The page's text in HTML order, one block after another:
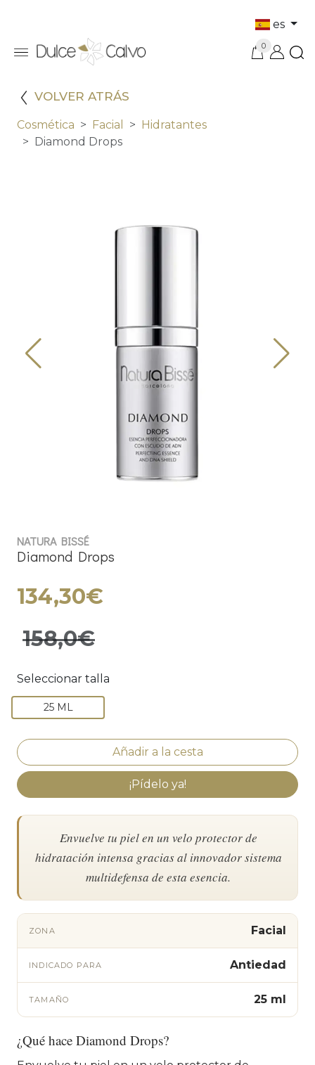
es
0
VOLVER ATRÁS
Cosmética Facial
Hidratantes
Diamond Drops
NATURA BISSÉ
Diamond Drops
134,30€
158,0€
Seleccionar talla
25 ML
¡Pídelo ya!
Envuelve tu piel en un velo protector de
hidratación intensa gracias al innovador sistema
multidefensa de esta esencia.
ZONA Facial
INDICADO PARA Antiedad
TAMAÑO 25 ml
¿Qué hace Diamond Drops?